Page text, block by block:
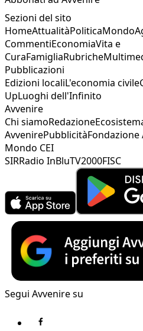
Sezioni del sito
HomeAttualitàPoliticaMondo
CommentiEconomiaVita e
CuraFamigliaRubriche
Pubblicazioni
Edizioni localiL'economia civile
UpLuoghi dell'Infinito
Avvenire
Chi siamoRedazione
AvvenirePubblicitàFondazione
Mondo CEI
SIRRadio InBluTV2000FISC
Segui Avvenire su